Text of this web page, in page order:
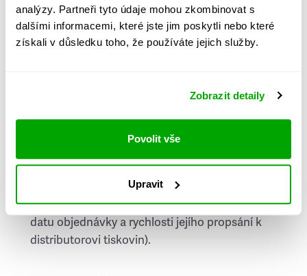
analýzy. Partneři tyto údaje mohou zkombinovat s
dalšími informacemi, které jste jim poskytli nebo které
získali v důsledku toho, že používáte jejich služby.
Zobrazit detaily
Povolit vše
Upravit
Stát
doručování týdeníku Respekt v tištěné verzi, na
první vydání ve vaší schránce se můžete těšit
příští, nejpozději přespříští týden (v závislosti na
datu objednávky a rychlosti jejího propsání k
distributorovi tiskovin).